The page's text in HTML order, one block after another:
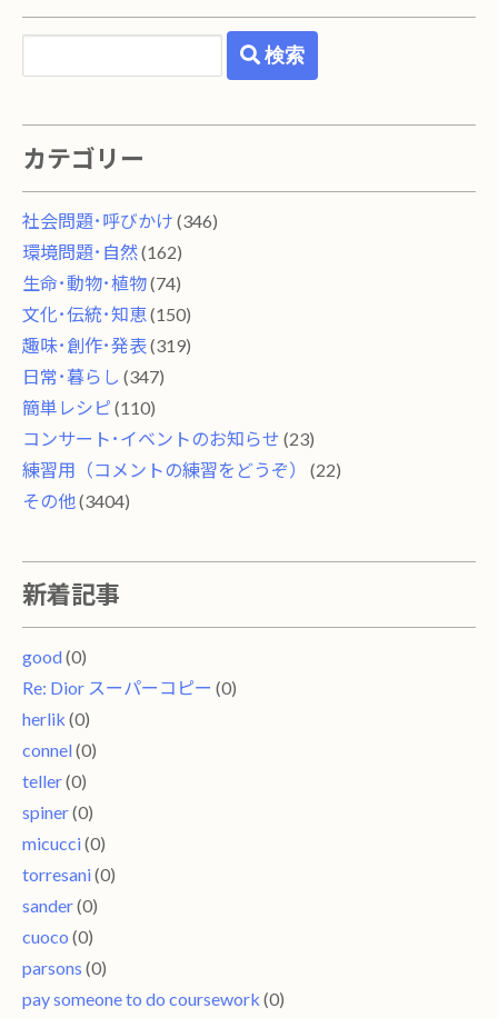
検索
カテゴリー
社会問題･呼びかけ (346)
環境問題･自然(162)
生命･動物･植物(74)
文化･伝統･知恵 (150)
趣味･創作･発表(319)
日常･暮らし (347)
簡単レシピ (110)
コンサート･イベントのお知らせ (23)
練習用（コメントの練習をどうぞ）
(22)
その他 (3404)
新着記事
good(0)
Re: Dior スーパーコピー (0)
herlik (0)
connel(0)
teller(0)
spiner(0)
micucci(0)
torresani(0)
sander(0)
cuoco (0)
parsons (0)
pay someone to do coursework (0)